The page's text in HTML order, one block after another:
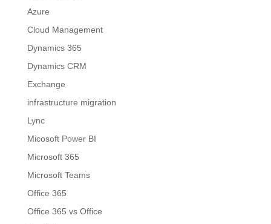
Azure
Cloud Management
Dynamics 365
Dynamics CRM
Exchange
infrastructure migration
Lync
Micosoft Power BI
Microsoft 365
Microsoft Teams
Office 365
Office 365 vs Office